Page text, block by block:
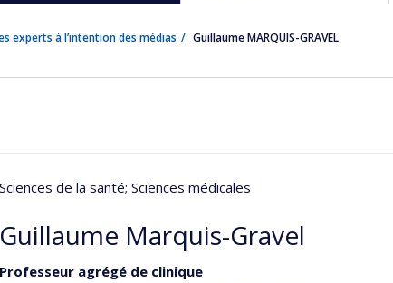
experts à l’intention des médias Guillaume MARQUIS-GRAVEL
Sciences de la santé; Sciences médicales
Guillaume Marquis-Gravel
Professeur agrégé de clinique